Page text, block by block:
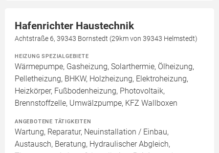
Hafenrichter Haustechnik
Achtstraße 6, 39343 Bornstedt (29km von 39343 Helmstedt)
HEIZUNG SPEZIALGEBIETE
Wärmepumpe, Gasheizung, Solarthermie, Ölheizung,
Pelletheizung, BHKW, Holzheizung, Elektroheizung,
Heizkörper, Fußbodenheizung, Photovoltaik,
Brennstoffzelle, Umwälzpumpe, KFZ Wallboxen
ANGEBOTENE TÄTIGKEITEN
Wartung, Reparatur, Neuinstallation / Einbau,
Austausch, Beratung, Hydraulischer Abgleich,